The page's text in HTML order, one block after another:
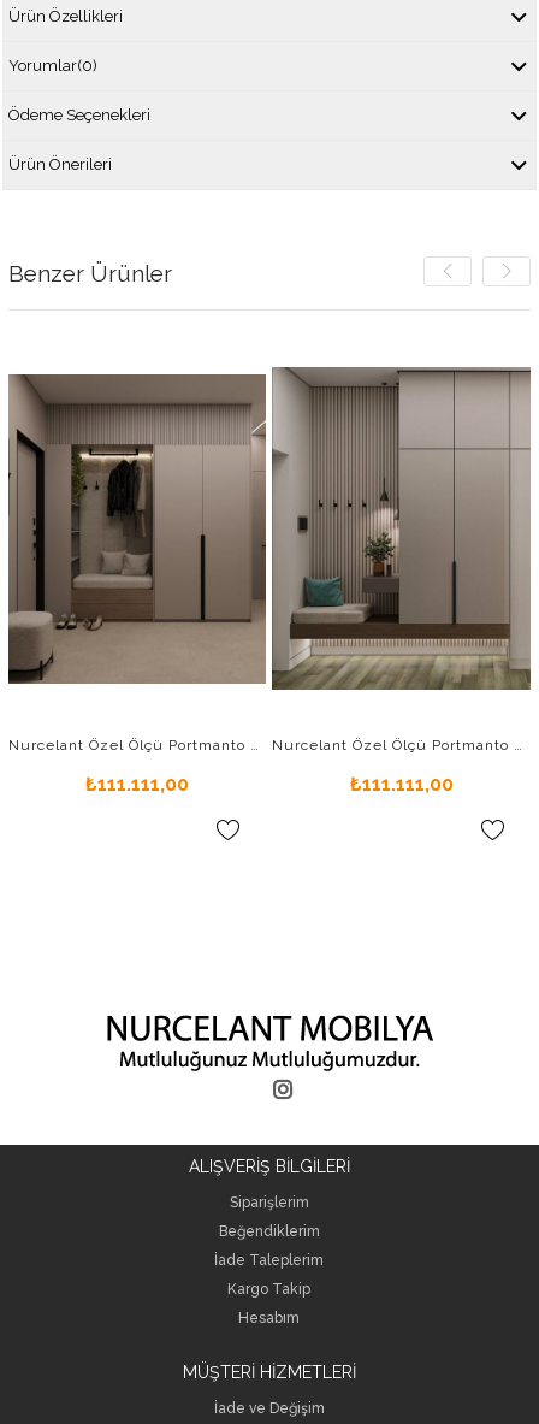
Ürün Özellikleri
Yorumlar(0)
Ödeme Seçenekleri
Ürün Önerileri
Benzer Ürünler
Nurcelant Özel Ölçü Portmanto Vestiyer Ayakkabılık 11622-P
₺111.111,00
Nurcelant Özel Ölçü Portmanto Vestiyer Ayakkabılık 11623-P
₺111.111,00
ALIŞVERİŞ BİLGİLERİ
Siparişlerim
Beğendiklerim
İade Taleplerim
Kargo Takip
Hesabım
MÜŞTERİ HİZMETLERİ
İade ve Değişim